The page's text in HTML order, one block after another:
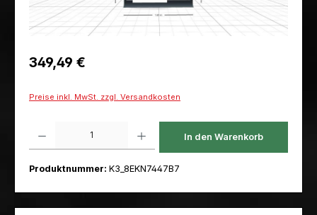
Regulärer Preis:
349,49 €
Preise inkl. MwSt. zzgl. Versandkosten
In den Warenkorb
Produktnummer: K3_8EKN7447B7